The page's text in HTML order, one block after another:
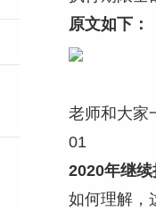
原文如下：
老师和大家
01
2020年继
如何理解，